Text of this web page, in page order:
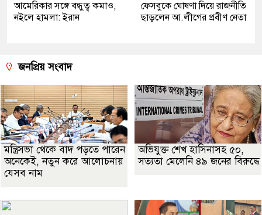
আমেরিকার সঙ্গে বন্ধুত্ব কমাও,
নইলে হামলা: ইরান
ফেসবুকে ঘোষণা দিয়ে রাজনীতি
ছাড়লেন আ.লীগের প্রবীণ নেতা
জনপ্রিয় সংবাদ
মন্ত্রিসভা থেকে বাদ পড়তে পারেন
অনেকেই, নতুন করে আলোচনায়
যেসব নাম
অভিযুক্ত শেখ হাসিনাসহ ৫০,
সত্যতা মেলেনি ৪৯ জনের বিরুদ্ধে